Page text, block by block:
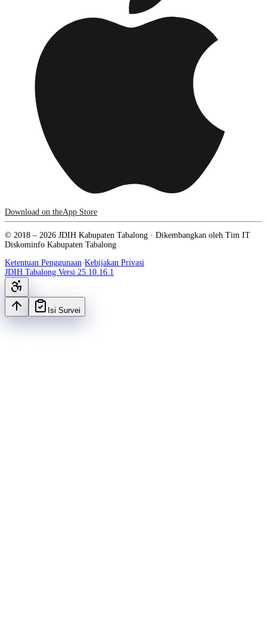
Download on theApp Store
© 2018 – 2026 JDIH Kabupaten Tabalong · Dikembangkan oleh Tim IT
Diskominfo Kabupaten Tabalong
Ketentuan Penggunaan·Kebijakan Privasi
JDIH Tabalong Versi 25.10.16.1
Isi Survei